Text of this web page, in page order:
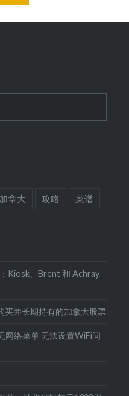
加拿大 攻略 菜谱
Kiosk、Brent 和 Achray
买并长期持有的加拿大股票
络菜单 无法设置WiFi问